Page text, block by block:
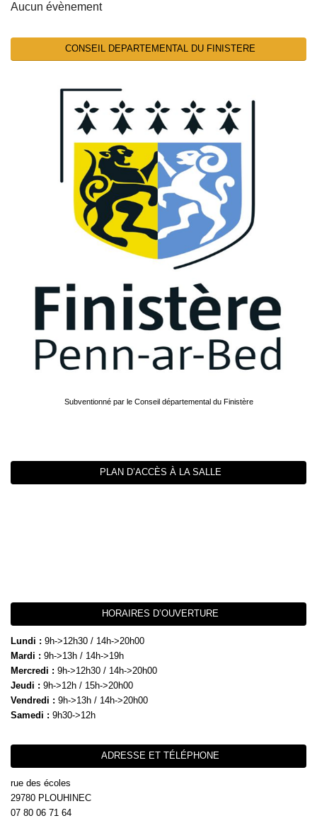
Aucun évènement
CONSEIL DEPARTEMENTAL DU FINISTERE
Subventionné par le Conseil départemental du Finistère
PLAN D’ACCÈS À LA SALLE
HORAIRES D’OUVERTURE
Lundi : 9h->12h30 / 14h->20h00
Mardi : 9h->13h / 14h->19h
Mercredi : 9h->12h30 / 14h->20h00
Jeudi : 9h->12h / 15h->20h00
Vendredi : 9h->13h / 14h->20h00
Samedi : 9h30->12h
ADRESSE ET TÉLÉPHONE
rue des écoles
29780 PLOUHINEC
07 80 06 71 64